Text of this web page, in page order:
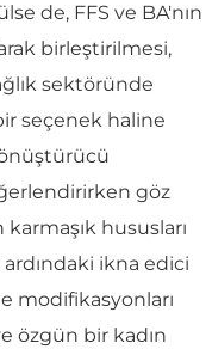
de, FFS ve BA'nın
birleştirilmesi,
sektöründe
seçenek haline
göz
hususları
ardındaki ikna edici
modifikasyonları
özgün bir kadın